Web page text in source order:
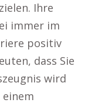
Ihre
immer im
positiv
dass Sie
wird